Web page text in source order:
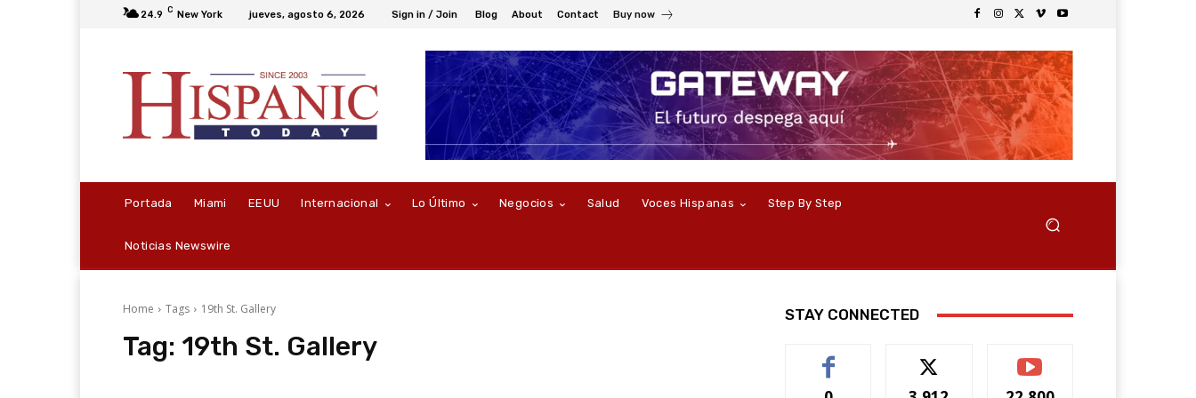
24.9 C New York jueves, agosto 6, 2026 Sign in / Join Blog About Contact Buy now
Portada Miami EEUU Internacional Lo Último Negocios Salud Voces Hispanas Step By Step
Noticias Newswire
Home Tags 19th St. Gallery
Tag: 19th St. Gallery
STAY CONNECTED